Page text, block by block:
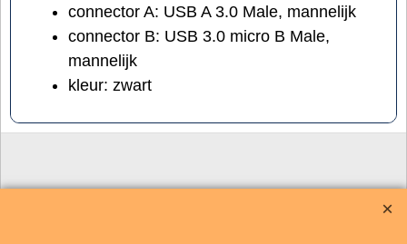
connector A: USB A 3.0 Male, mannelijk
connector B: USB 3.0 micro B Male,
mannelijk
kleur: zwart